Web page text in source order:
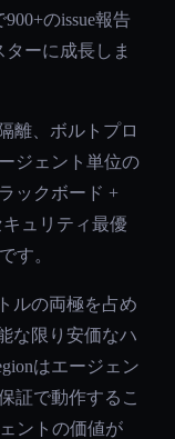
のissue報告
ターに成長しま
離、ボルトプロ
ジェント単位の
ックボード +
ュリティ最優
です。
ルの両極を占め
な限り安価なハ
はエージェン
証で動作するこ
ントの価値が